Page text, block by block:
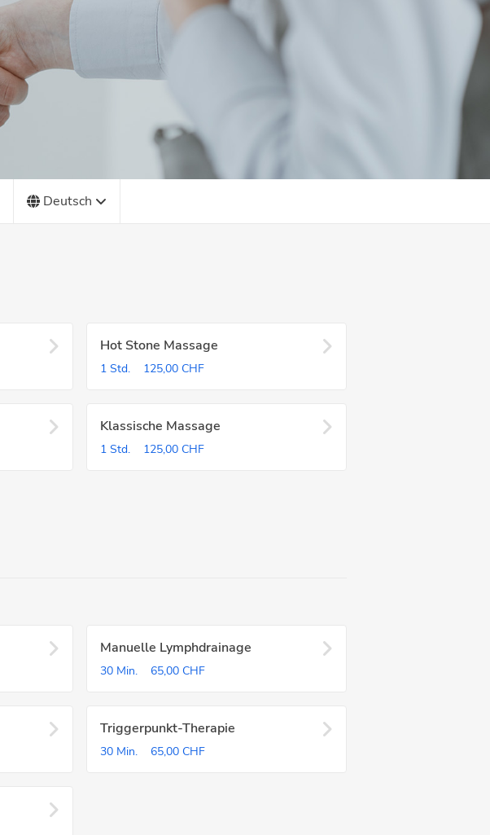
Deutsch
Hot Stone Massage
1 Std. 125,00 CHF
Klassische Massage
1 Std. 125,00 CHF
Manuelle Lymphdrainage
30 Min. 65,00 CHF
Triggerpunkt-Therapie
30 Min. 65,00 CHF